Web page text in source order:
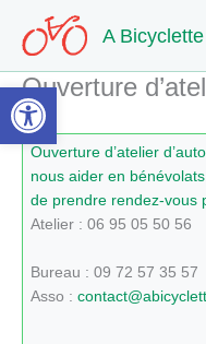
Ouvrir la barre d’outils
contenu
A Bicyclette
Ouverture
Ouverture d’atelier
nous aider en
de prendre rendez-vous
Atelier : 06 95 05 50 56
Bureau : 09 72 57 35 57
Asso :